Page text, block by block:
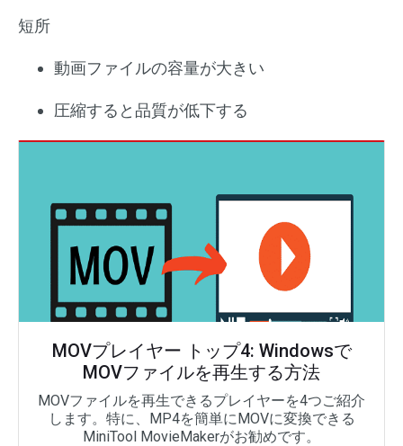
短所
動画ファイルの容量が大きい
圧縮すると品質が低下する
MOVプレイヤー トップ4: Windowsで
MOVファイルを再生する方法
MOVファイルを再生できるプレイヤーを4つご紹介
します。特に、MP4を簡単にMOVに変換できる
MiniTool MovieMakerがお勧めです。